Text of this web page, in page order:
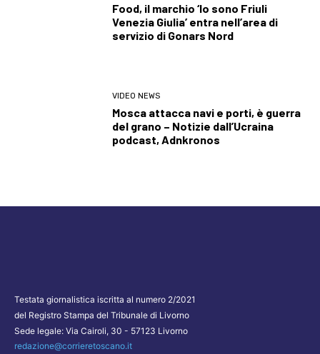
Food, il marchio ‘Io sono Friuli
Venezia Giulia’ entra nell’area di
servizio di Gonars Nord
VIDEO NEWS
Mosca attacca navi e porti, è guerra
del grano – Notizie dall’Ucraina
podcast, Adnkronos
Testata giornalistica iscritta al numero 2/2021
del Registro Stampa del Tribunale di Livorno
Sede legale: Via Cairoli, 30 - 57123 Livorno
redazione@corrieretoscano.it